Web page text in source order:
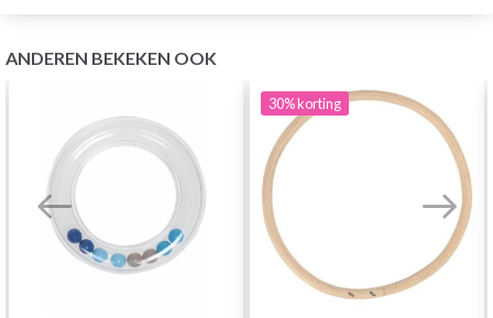
ANDEREN BEKEKEN OOK
30%korting